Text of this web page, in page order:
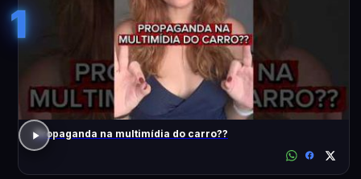
1
Propaganda na multimídia do carro??